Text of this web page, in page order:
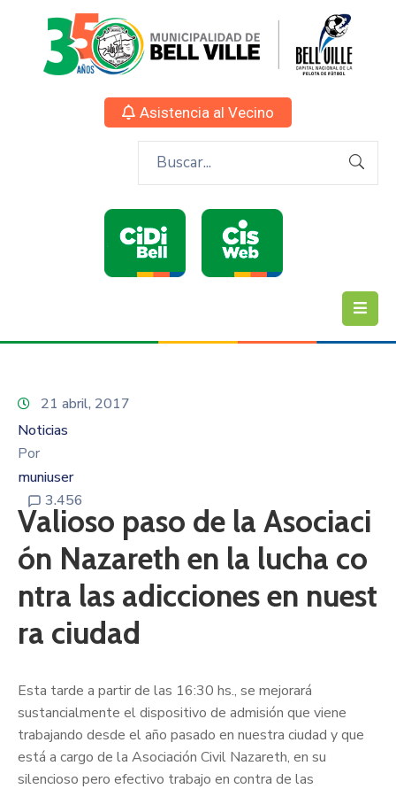
Asistencia al Vecino
21 abril, 2017
Noticias
Por
muniuser
3.456
Valioso paso de la Asociaci
ón Nazareth en la lucha co
ntra las adicciones en nuest
ra ciudad
Esta tarde a partir de las 16:30 hs., se mejorará
sustancialmente el dispositivo de admisión que viene
trabajando desde el año pasado en nuestra ciudad y que
está a cargo de la Asociación Civil Nazareth, en su
silencioso pero efectivo trabajo en contra de las